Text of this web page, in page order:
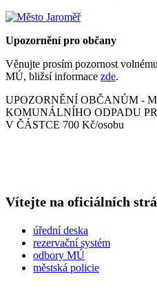
Upozornění pro občany
Věnujte prosím pozornost
MÚ, bližsí informace zde.
UPOZORNĚNÍ OBČANŮM -
KOMUNÁLNÍHO ODPADU
V ČÁSTCE 700 Kč/osobu
Vítejte na oficiálních
úřední deska
rezervační systém
odbory MÚ
městská policie